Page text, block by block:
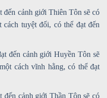
đến cảnh giới Thiên Tôn sẽ có
tuyệt đối, có thể đạt đến
đến cảnh giới Huyền Tôn sẽ
cách vĩnh hằng, có thể đạt
đến cảnh giới Thần Tôn sẽ có